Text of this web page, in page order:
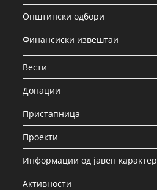
Општински одбори
Финансиски извештаи
Вести
Донации
Пристапница
Проекти
Информации од јавен карактер
Активности